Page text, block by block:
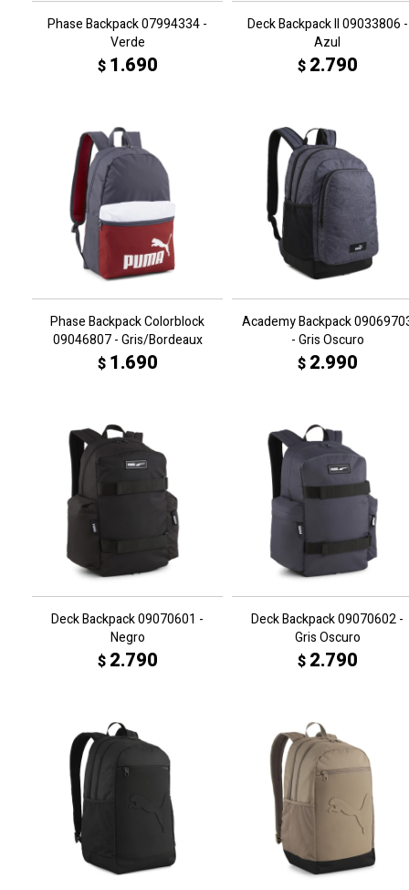
Phase Backpack 07994334 -
Verde
$ 1.690
Deck Backpack II 09033806 -
Azul
$ 2.790
Phase Backpack Colorblock
09046807 - Gris/Bordeaux
$ 1.690
Academy Backpack
- Gris Oscuro
$ 2.990
Deck Backpack 09070601 -
Negro
$ 2.790
Deck Backpack 09070602 -
Gris Oscuro
$ 2.790